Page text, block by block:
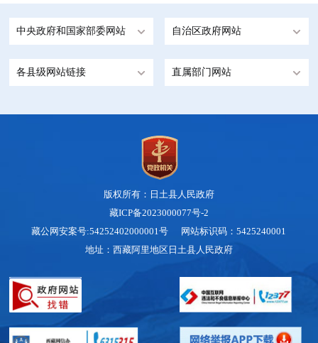
中央政府和国家部委网站 自治区政府网站
各县级网站链接 直属部门网站
版权所有：日土县人民政府
藏ICP备2023000077号-2
藏公网安案号:54252402000001号 网站标识码：5425240001
地址：西藏阿里地区日土县人民政府